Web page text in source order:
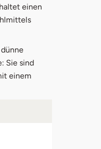
einen
Sie sind
einem